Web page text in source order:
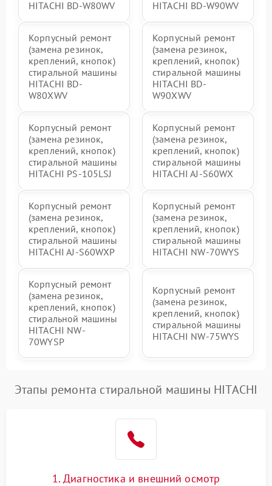
HITACHI BD-W80WV HITACHI BD-W90WV
Корпусный ремонт
(замена резинок,
креплений, кнопок)
стиральной машины
HITACHI BD-
W80XWV
Корпусный ремонт
(замена резинок,
креплений, кнопок)
стиральной машины
HITACHI BD-
W90XWV
Корпусный ремонт
(замена резинок,
креплений, кнопок)
стиральной машины
HITACHI PS-105LSJ
Корпусный ремонт
(замена резинок,
креплений, кнопок)
стиральной машины
HITACHI AJ-S60WX
Корпусный ремонт
(замена резинок,
креплений, кнопок)
стиральной машины
HITACHI AJ-S60WXP
Корпусный ремонт
(замена резинок,
креплений, кнопок)
стиральной машины
HITACHI NW-70WYS
Корпусный ремонт
(замена резинок,
креплений, кнопок)
стиральной машины
HITACHI NW-
70WYSP
Корпусный ремонт
(замена резинок,
креплений, кнопок)
стиральной машины
HITACHI NW-75WYS
Этапы ремонта стиральной машины HITACHI
1. Диагностика и внешний осмотр